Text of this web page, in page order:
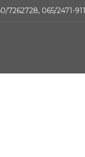
7262728, 065/2471-911